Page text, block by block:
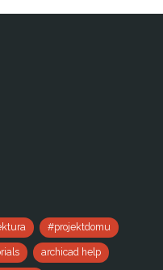
#projektdomu
archicad help